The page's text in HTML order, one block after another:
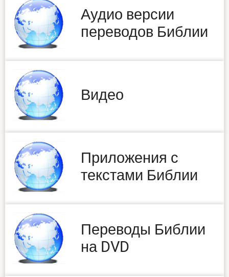
Аудио версии
переводов Библии
Видео
Приложения с
текстами Библии
Переводы Библии
на DVD